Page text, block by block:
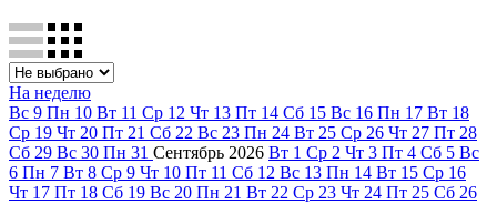
На неделю
Вс 9 Пн 10 Вт 11 Ср 12 Чт 13 Пт 14 Сб 15 Вс 16 Пн 17 Вт 18
Ср 19 Чт 20 Пт 21 Сб 22 Вс 23 Пн 24 Вт 25 Ср 26 Чт 27 Пт 28
Сб 29 Вс 30 Пн 31 Сентябрь 2026 Вт 1 Ср 2 Чт 3 Пт 4 Сб 5 Вс
6 Пн 7 Вт 8 Ср 9 Чт 10 Пт 11 Сб 12 Вс 13 Пн 14 Вт 15 Ср 16
Чт 17 Пт 18 Сб 19 Вс 20 Пн 21 Вт 22 Ср 23 Чт 24 Пт 25 Сб 26